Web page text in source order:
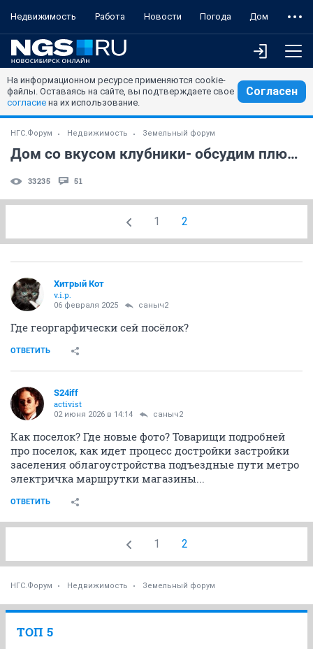
Недвижимость Работа Новости Погода Дом
На информационном ресурсе применяются cookie-
файлы. Оставаясь на сайте, вы подтверждаете свое
согласие на их использование.
Согласен
НГС.Форум Недвижимость Земельный форум
Дом со вкусом клубники- обсудим плюсы и минусы поселка.
33235 51
1 2
Хитрый Кот
v.i.p.
06 февраля 2025 саныч2
Где георгарфически сей посёлок?
ОТВЕТИТЬ
S24iff
activist
02 июня 2026 в 14:14 саныч2
Как поселок? Где новые фото? Товарищи подробней
про поселок, как идет процесс достройки застройки
заселения облагоустройства подъездные пути метро
электричка маршрутки магазины...
ОТВЕТИТЬ
1 2
НГС.Форум Недвижимость Земельный форум
ТОП 5